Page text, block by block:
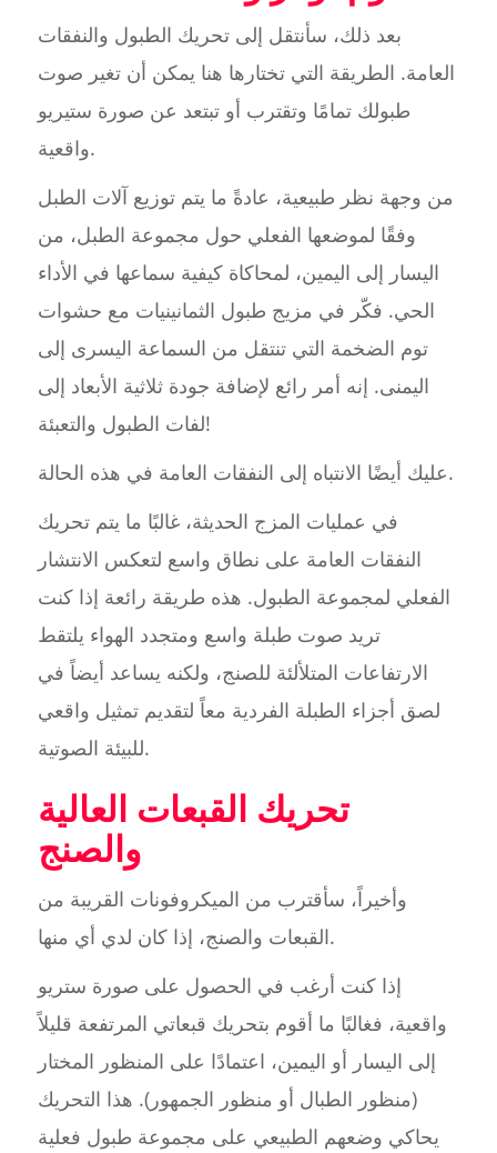
بعد ذلك، سأنتقل إلى تحريك الطبول والنفقات
العامة. الطريقة التي تختارها هنا يمكن أن تغير صوت
طبولك تمامًا وتقترب أو تبتعد عن صورة ستيريو
واقعية.
من وجهة نظر طبيعية، عادةً ما يتم توزيع آلات الطبل
وفقًا لموضعها الفعلي حول مجموعة الطبل، من
اليسار إلى اليمين، لمحاكاة كيفية سماعها في الأداء
الحي. فكّر في مزيج طبول الثمانينيات مع حشوات
توم الضخمة التي تنتقل من السماعة اليسرى إلى
اليمنى. إنه أمر رائع لإضافة جودة ثلاثية الأبعاد إلى
لفات الطبول والتعبئة!
عليك أيضًا الانتباه إلى النفقات العامة في هذه الحالة.
في عمليات المزج الحديثة، غالبًا ما يتم تحريك
النفقات العامة على نطاق واسع لتعكس الانتشار
الفعلي لمجموعة الطبول. هذه طريقة رائعة إذا كنت
تريد صوت طبلة واسع ومتجدد الهواء يلتقط
الارتفاعات المتلألئة للصنج، ولكنه يساعد أيضاً في
لصق أجزاء الطبلة الفردية معاً لتقديم تمثيل واقعي
للبيئة الصوتية.
تحريك القبعات العالية
والصنج
وأخيراً، سأقترب من الميكروفونات القريبة من
القبعات والصنج، إذا كان لدي أي منها.
إذا كنت أرغب في الحصول على صورة ستريو
واقعية، فغالبًا ما أقوم بتحريك قبعاتي المرتفعة قليلاً
إلى اليسار أو اليمين، اعتمادًا على المنظور المختار
(منظور الطبال أو منظور الجمهور). هذا التحريك
يحاكي وضعهم الطبيعي على مجموعة طبول فعلية